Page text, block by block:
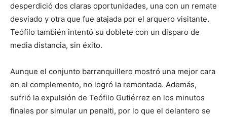
desperdició dos claras oportunidades, una con un remate
desviado y otra que fue atajada por el arquero visitante.
Teófilo también intentó su doblete con un disparo de
media distancia, sin éxito.
Aunque el conjunto barranquillero mostró una mejor cara
en el complemento, no logró la remontada. Además,
sufrió la expulsión de Teófilo Gutiérrez en los minutos
finales por simular un penalti, por lo que el delantero se